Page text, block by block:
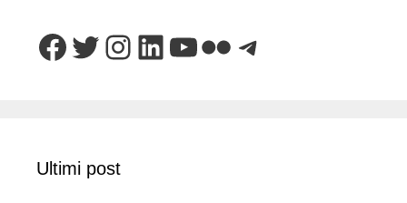
Facebook
Twitter
Instagram
LinkedIn
YouTube
FlickrTelegram
Ultimi post